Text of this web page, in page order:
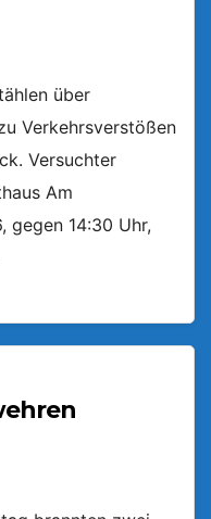
über
Verkehrsverstößen
Versuchter
Am
gegen 14:30 Uhr,